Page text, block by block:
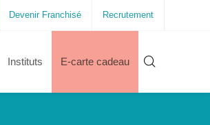
Devenir Franchisé Recrutement
Instituts E-carte cadeau